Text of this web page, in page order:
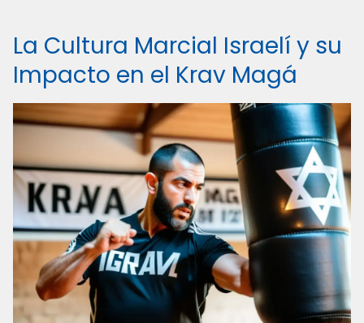
La Cultura Marcial Israelí y su
Impacto en el Krav Magá